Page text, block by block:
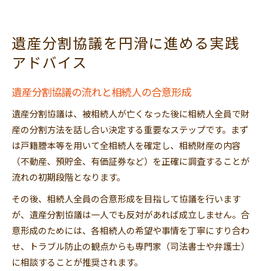
遺産分割協議を円滑に進める実践
アドバイス
遺産分割協議の流れと相続人の合意形成
遺産分割協議は、被相続人が亡くなった後に相続人全員で財
産の分割方法を話し合い決定する重要なステップです。まず
は戸籍謄本等を用いて全相続人を確定し、相続財産の内容
（不動産、預貯金、有価証券など）を正確に調査することが
流れの初期段階となります。
その後、相続人全員の合意形成を目指して協議を行います
が、遺産分割協議は一人でも反対があれば成立しません。合
意形成のためには、各相続人の希望や事情を丁寧にすり合わ
せ、トラブル防止の観点からも専門家（司法書士や弁護士）
に相談することが推奨されます。